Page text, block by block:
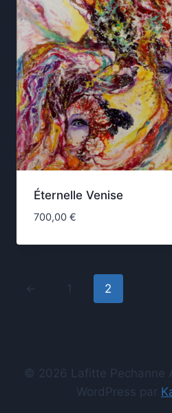
Éternelle Venise
700,00 €
← 1 2
© 2026 Lafitte Pechanne
WordPress par